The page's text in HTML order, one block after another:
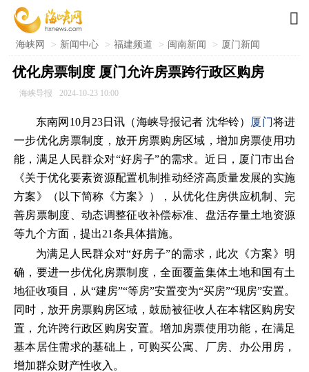

海峡网 > 新闻中心 > 福建频道 > 闽南新闻 > 厦门新闻
优化房票制度 厦门允许房票跨行政区购房
海峡导报 2024-10-23 10:00
东南网10月23日讯（海峡导报记者 沈华铃） 厦门将进
一步优化房票制度，放开房票购房区域，增加房票使用功
能，满足人民群众对“好房子”的需求。近日，厦门市出台
《关于优化要素资源配置机制推动经济高质量发展的实施
方案》（以下简称《方案》），从优化住房供应机制、完
善房票制度、动态调整征收补偿标准、盘活存量土地资源
等九个方面，提出21条具体措施。
为满足人民群众对“好房子”的需求，此次《方案》明
确，要进一步优化房票制度，全面覆盖集体土地和国有土
地征收项目，从“建房”“等房”安置变为“买房”“现房”安置。
同时，放开房票购房区域，鼓励被征收人在本辖区购房安
置，允许跨行政区购房安置。增加房票使用功能，在满足
基本居住需求的基础上，可购买公寓、厂房、办公用房，
增加群众财产性收入。